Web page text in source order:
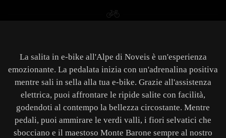
La salita in e-bike all'Alpe di Noveis è un'esperienza
emozionante. La pedalata inizia con un'adrenalina positiva
mentre sali in sella alla tua e-bike. Grazie all'assistenza
elettrica, puoi affrontare le ripide salite con facilità,
godendoti al contempo la bellezza circostante. Mentre
pedali, puoi ammirare le verdi valli, i fiori selvatici che
sbocciano e il maestoso Monte Barone sempre al nostro